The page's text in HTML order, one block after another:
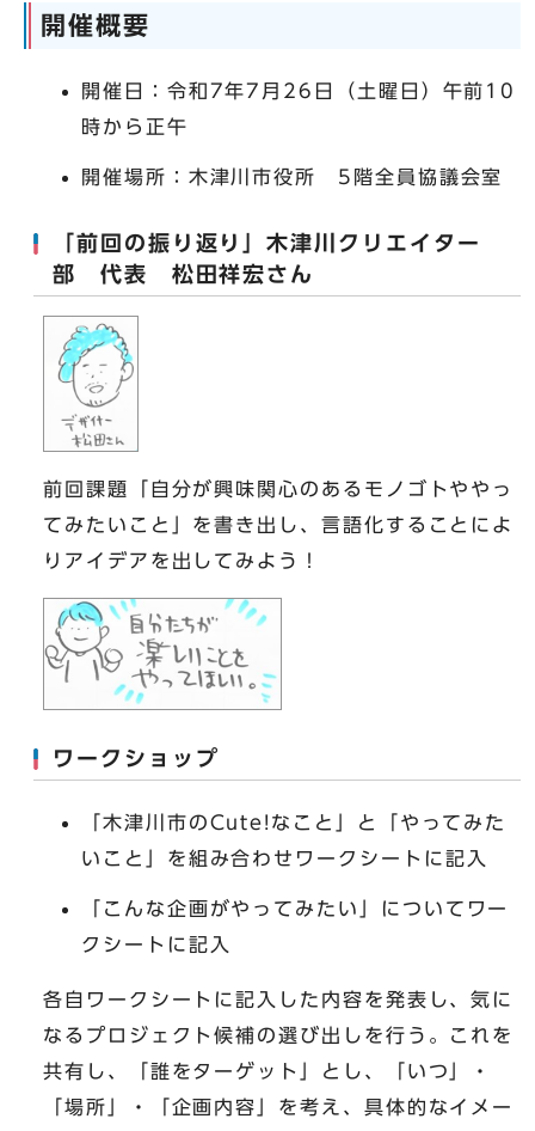
開催概要
開催日：令和7年7月26日（土曜日）午前10
時から正午
開催場所：木津川市役所 5階全員協議会室
「前回の振り返り」木津川クリエイター
部 代表 松田祥宏さん
前回課題「自分が興味関心のあるモノゴトややっ
てみたいこと」を書き出し、言語化することによ
りアイデアを出してみよう！
ワークショップ
「木津川市のCute!なこと」と「やってみた
いこと」を組み合わせワークシートに記入
「こんな企画がやってみたい」についてワー
クシートに記入
各自ワークシートに記入した内容を発表し、気に
なるプロジェクト候補の選び出しを行う。これを
共有し、「誰をターゲット」とし、「いつ」・
「場所」・「企画内容」を考え、具体的なイメー